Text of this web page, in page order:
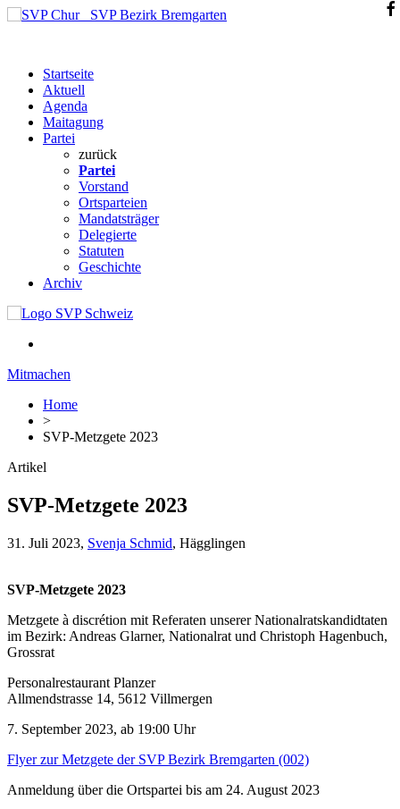
SVP Bezirk Bremgarten
Startseite
Aktuell
Agenda
Maitagung
Partei
zurück
Partei
Vorstand
Ortsparteien
Mandatsträger
Delegierte
Statuten
Geschichte
Archiv
Mitmachen
Home
>
SVP-Metzgete 2023
Artikel
SVP-Metzgete 2023
31. Juli 2023, Svenja Schmid, Hägglingen
SVP-Metzgete 2023
Metzgete à discrétion mit Referaten unserer Nationalratskandidtaten
im Bezirk: Andreas Glarner, Nationalrat und Christoph Hagenbuch,
Grossrat
Personalrestaurant Planzer
Allmendstrasse 14, 5612 Villmergen
7. September 2023, ab 19:00 Uhr
Flyer zur Metzgete der SVP Bezirk Bremgarten (002)
Anmeldung über die Ortspartei bis am 24. August 2023